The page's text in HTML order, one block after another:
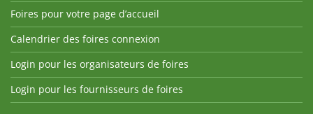
Foires pour votre page d’accueil
Calendrier des foires connexion
Login pour les organisateurs de foires
Login pour les fournisseurs de foires